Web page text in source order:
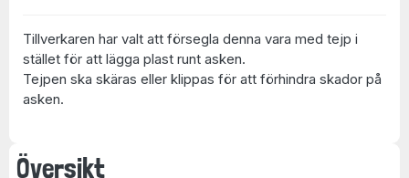
Översikt
Tillverkaren har valt att försegla denna vara med tejp i
stället för att lägga plast runt asken.
Tejpen ska skäras eller klippas för att förhindra skador på
asken.